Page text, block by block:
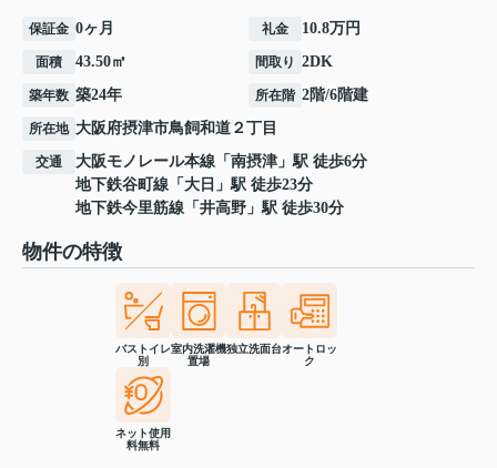
保証金 0ヶ月 礼金 10.8万円
面積 43.50㎡ 間取り 2DK
築年数 築24年 所在階 2階/6階建
所在地 大阪府摂津市鳥飼和道 ２丁目
交通 大阪モノレール本線 「 南摂津 」駅 徒歩6分
地下鉄谷町線 「 大日 」駅 徒歩23分
地下鉄今里筋線 「 井高野 」駅 徒歩30分
物件の特徴
バストイレ
別
室内洗濯機
置場
独立洗面台オートロッ
ク
ネット使用
料無料